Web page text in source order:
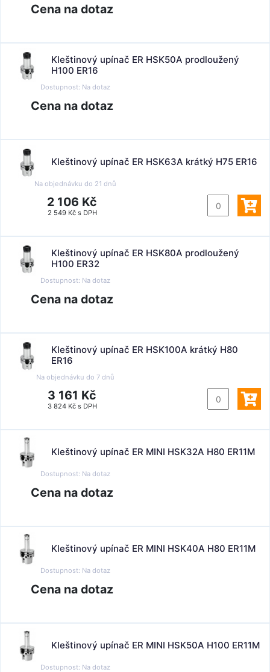
Cena na dotaz
Kleštinový upínač ER HSK50A prodloužený
H100 ER16
Dostupnost: Na dotaz
Cena na dotaz
Kleštinový upínač ER HSK63A krátký H75 ER16
Na objednávku do 21 dnů
2 106 Kč
2 549 Kč s DPH
Kleštinový upínač ER HSK80A prodloužený
H100 ER32
Dostupnost: Na dotaz
Cena na dotaz
Kleštinový upínač ER HSK100A krátký H80
ER16
Na objednávku do 7 dnů
3 161 Kč
3 824 Kč s DPH
Kleštinový upínač ER MINI HSK32A H80 ER11M
Dostupnost: Na dotaz
Cena na dotaz
Kleštinový upínač ER MINI HSK40A H80 ER11M
Dostupnost: Na dotaz
Cena na dotaz
Kleštinový upínač ER MINI HSK50A H100 ER11M
Dostupnost: Na dotaz